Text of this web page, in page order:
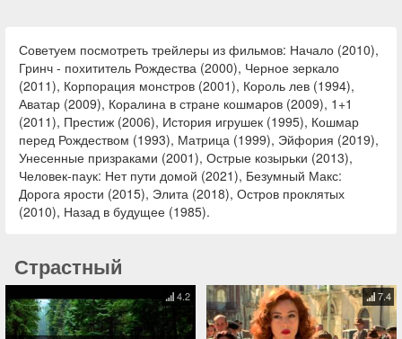
Советуем посмотреть трейлеры из фильмов: Начало (2010),
Гринч - похититель Рождества (2000), Черное зеркало
(2011), Корпорация монстров (2001), Король лев (1994),
Аватар (2009), Коралина в стране кошмаров (2009), 1+1
(2011), Престиж (2006), История игрушек (1995), Кошмар
перед Рождеством (1993), Матрица (1999), Эйфория (2019),
Унесенные призраками (2001), Острые козырьки (2013),
Человек-паук: Нет пути домой (2021), Безумный Макс:
Дорога ярости (2015), Элита (2018), Остров проклятых
(2010), Назад в будущее (1985).
Страстный
4.2 7.4